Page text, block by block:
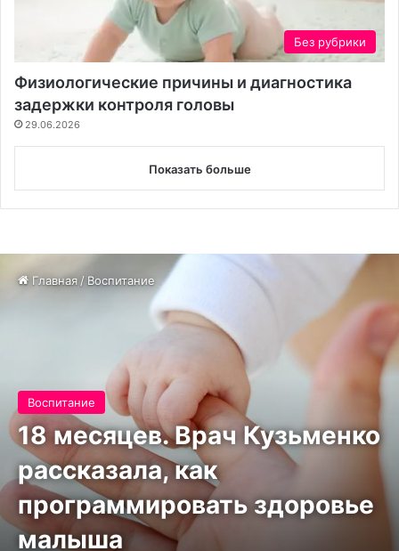
Без рубрики
Физиологические причины и диагностика
задержки контроля головы
29.06.2026
Показать больше